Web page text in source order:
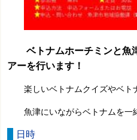
ベトナムホーチミンと魚
アーを行います！
楽しいベトナムクイズやベト
魚津にいながらベトナムを一
日時